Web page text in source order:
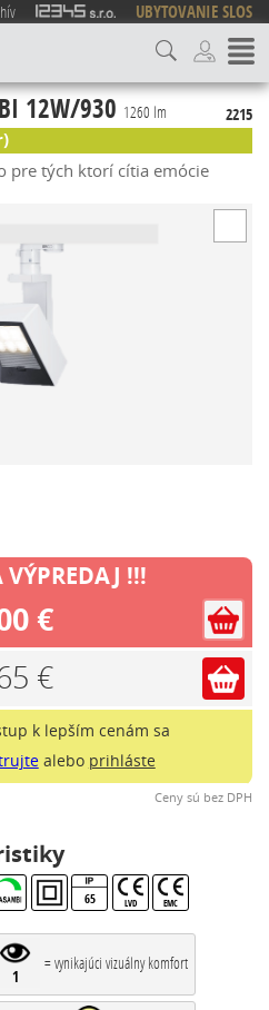
UBYTOVANIE SLOS
12W/930 1260 lm 2215
pre tých ktorí cítia emócie
VÝPREDAJ !!!
€
€
k lepším cenám sa
alebo prihláste
Ceny sú bez DPH
65 LVD EMC
1
= vynikajúci vizuálny komfort